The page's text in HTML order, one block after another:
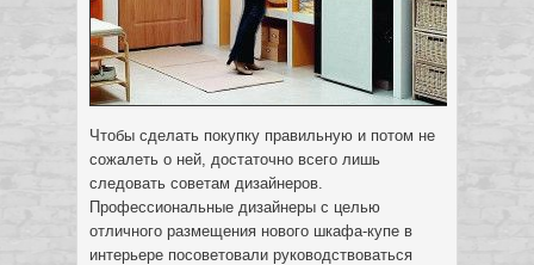
Чтобы сделать покупку правильную и потом не
сожалеть о ней, достаточно всего лишь
следовать советам дизайнеров.
Профессиональные дизайнеры с целью
отличного размещения нового шкафа-купе в
интерьере посоветовали руководствоваться